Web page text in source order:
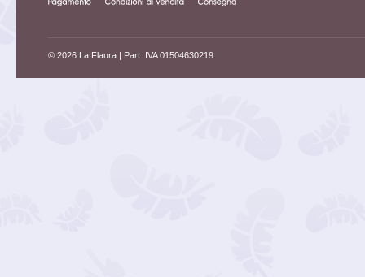
© 2026 La Flaura| Part. IVA 01504630219